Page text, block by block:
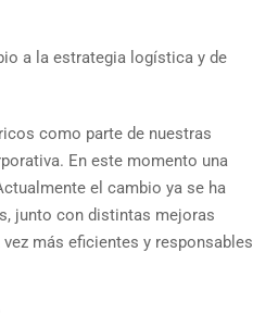
a la estrategia logística y de
como parte de nuestras
En este momento una
el cambio ya se ha
junto con distintas mejoras
más eficientes y responsables